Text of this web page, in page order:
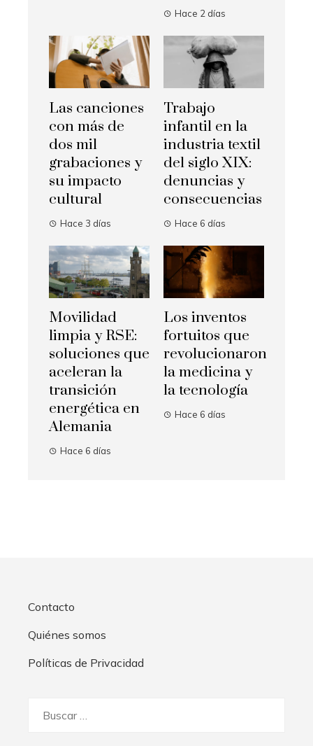
Hace 2 días
Las canciones
con más de
dos mil
grabaciones y
su impacto
cultural
Hace 3 días
Trabajo
infantil en la
industria textil
del siglo XIX:
denuncias y
consecuencias
Hace 6 días
Movilidad
limpia y RSE:
soluciones que
aceleran la
transición
energética en
Alemania
Hace 6 días
Los inventos
fortuitos que
revolucionaron
la medicina y
la tecnología
Hace 6 días
Contacto
Quiénes somos
Políticas de Privacidad